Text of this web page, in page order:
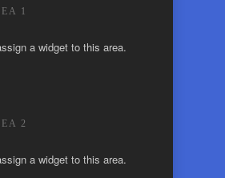
1
a widget to this area.
2
a widget to this area.